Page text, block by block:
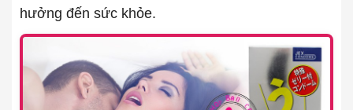
hưởng đến sức khỏe.